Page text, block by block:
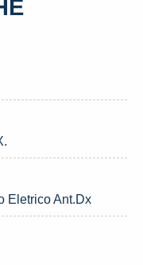
Eletrico Ant.Dx